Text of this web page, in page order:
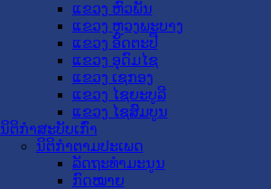
ແຂວງ ຫົວພັນ
ແຂວງ ຫຼວງພະບາງ
ແຂວງ ອັດຕະປື
ແຂວງ ອຸດົມໄຊ
ແຂວງ ເຊກອງ
ແຂວງ ໄຊຍະບູລີ
ແຂວງ ໄຊສົມບູນ
ນິຕິກໍາສະບັບເກົ່າ
ນິຕິກຳຕາມປະເພດ
ລັດຖະທໍາມະນູນ
ກົດໝາຍ